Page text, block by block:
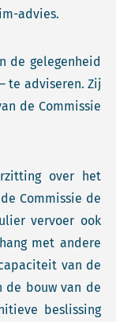
advies.
de gelegenheid
te adviseren. Zij
de Commissie
over het
Commissie de
vervoer ook
met andere
van de
de bouw van de
beslissing